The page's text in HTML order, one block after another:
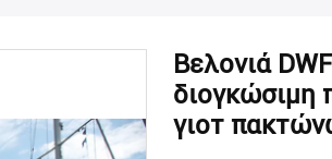
Βελονιά
γιοτ